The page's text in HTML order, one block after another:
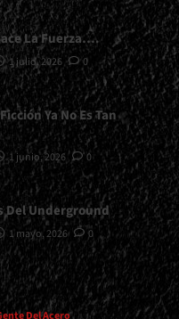
La Fuerza….
1 julio, 2026 0
Ya No Es Tan
1 junio, 2026 0
Del Underground
1 mayo, 2026 0